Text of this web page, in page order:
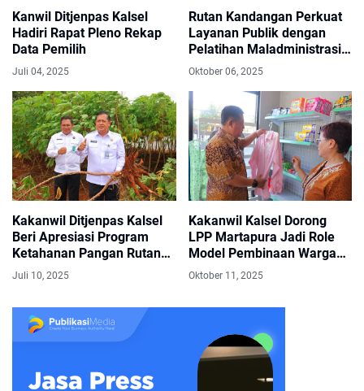
Kanwil Ditjenpas Kalsel
Hadiri Rapat Pleno Rekap
Data Pemilih
Juli 04, 2025
Rutan Kandangan Perkuat
Layanan Publik dengan
Pelatihan Maladministrasi
dari Ombudsman RI
Oktober 06, 2025
Kakanwil Ditjenpas Kalsel
Beri Apresiasi Program
Ketahanan Pangan Rutan
Pelaihari
Juli 10, 2025
Kakanwil Kalsel Dorong
LPP Martapura Jadi Role
Model Pembinaan Warga
Binaan
Oktober 11, 2025